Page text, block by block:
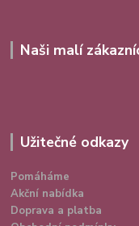
Naši malí
Užitečné odkazy
Pomáháme
Akční nabídka
Doprava a platba